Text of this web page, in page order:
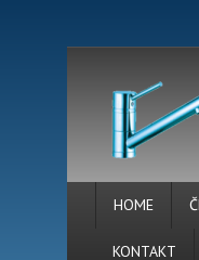
HOME
KONTAKT